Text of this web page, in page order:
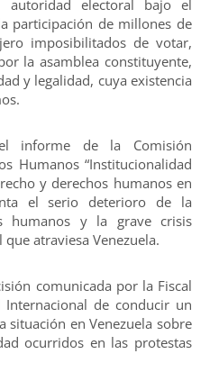
autoridad electoral bajo el
participación de millones de
imposibilitados de votar,
la asamblea constituyente,
y legalidad, cuya existencia
de la Comisión
Humanos “Institucionalidad
y derechos humanos en
el serio deterioro de la
humanos y la grave crisis
atraviesa Venezuela.
comunicada por la Fiscal
Internacional de conducir un
situación en Venezuela sobre
ocurridos en las protestas